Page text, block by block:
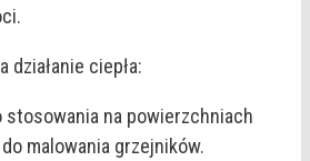
działanie ciepła:
stosowania na powierzchniach
malowania grzejników.